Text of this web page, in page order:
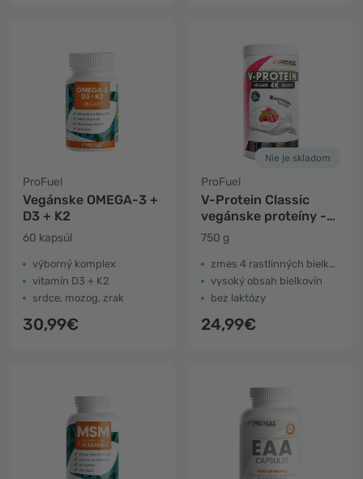
ProFuel
Vegánske OMEGA-3 +
D3 + K2
60 kapsúl
výborný komplex
vitamín D3 + K2
srdce, mozog, zrak
30,99€
Nie je skladom
ProFuel
V-Protein Classic
vegánske proteíny -
malinový jogurt
750 g
zmes 4 rastlinných bielkovín
vysoký obsah bielkovín
bez laktózy
24,99€